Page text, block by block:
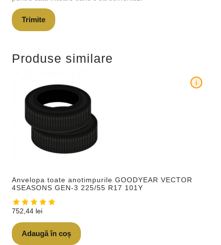
Produse similare
Anvelopa toate anotimpurile GOODYEAR VECTOR
4SEASONS GEN-3 225/55 R17 101Y
i
752,44 lei
Adaugă în coș